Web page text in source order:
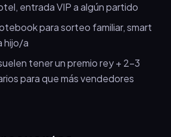
entrada VIP a algún partido
para sorteo familiar, smart
hijo/a
tener un premio rey + 2-3
para que más vendedores